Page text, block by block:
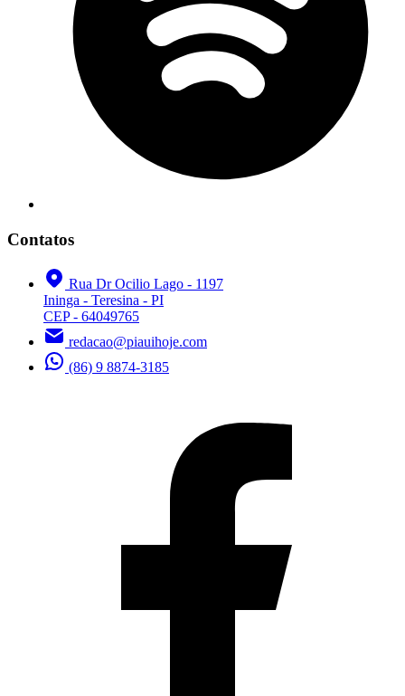
Contatos
Rua Dr Ocilio Lago - 1197
Ininga - Teresina - PI
CEP - 64049765
redacao@piauihoje.com
(86) 9 8874-3185